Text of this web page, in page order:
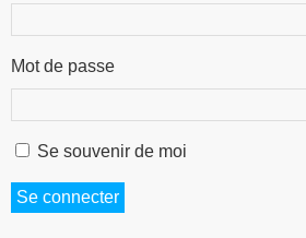
Mot de passe
Se souvenir de moi
Se connecter